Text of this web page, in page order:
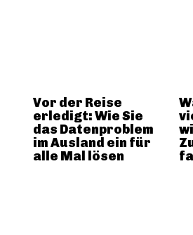
Vor der Reise
erledigt: Wie Sie
das Datenproblem
im Ausland ein für
alle Mal lösen